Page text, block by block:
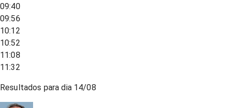
09:40
09:56
10:12
10:52
11:08
11:32
Resultados para dia 14/08